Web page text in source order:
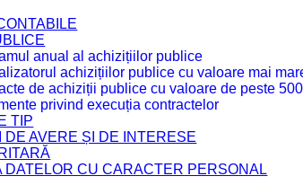
anual al achizițiilor publice
achizițiilor publice cu valoare mai
de achiziții publice cu valoare de peste
privind execuția contractelor
TIP
DE AVERE ȘI DE INTERESE
DATELOR CU CARACTER PERSONAL